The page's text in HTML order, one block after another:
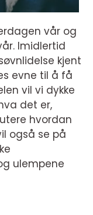
vår og
Imidlertid
kjent
evne til å få
vil vi dykke
det er,
hvordan
også se på
ulempene